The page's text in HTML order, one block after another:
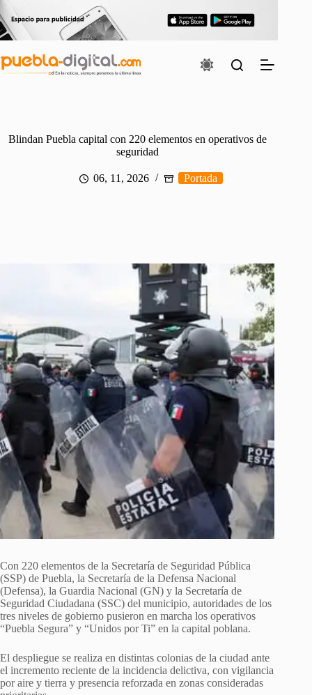
al
contenido
Blindan Puebla capital con 220 elementos en operativos de
seguridad
06, 11, 2026 Portada
Con 220 elementos de la Secretaría de Seguridad Pública
(SSP) de Puebla, la Secretaría de la Defensa Nacional
(Defensa), la Guardia Nacional (GN) y la Secretaría de
Seguridad Ciudadana (SSC) del municipio, autoridades de los
tres niveles de gobierno pusieron en marcha los operativos
“Puebla Segura” y “Unidos por Ti” en la capital poblana.
El despliegue se realiza en distintas colonias de la ciudad ante
el incremento reciente de la incidencia delictiva, con vigilancia
por aire y tierra y presencia reforzada en zonas consideradas